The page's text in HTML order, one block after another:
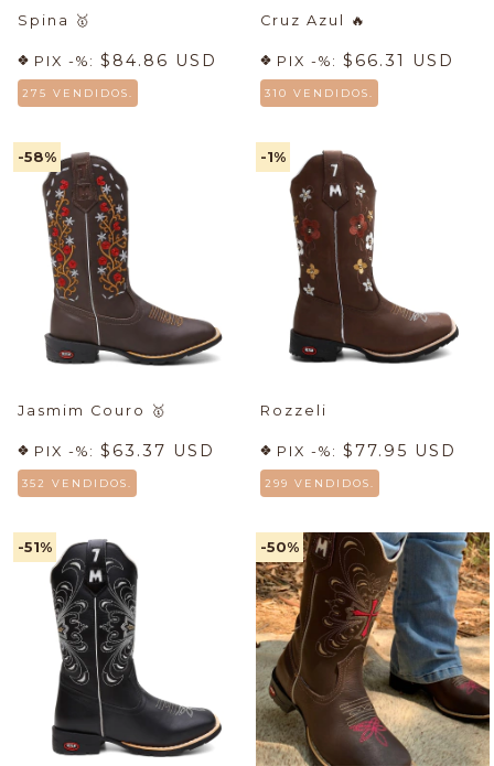
Spina 🥇
PIX -%: $84.86 USD
275 VENDIDOS.
Cruz Azul 🔥
PIX -%: $66.31 USD
310 VENDIDOS.
-58%
Jasmim Couro 🥇
PIX -%: $63.37 USD
352 VENDIDOS.
-1%
Rozzeli
PIX -%: $77.95 USD
299 VENDIDOS.
-51% -50%